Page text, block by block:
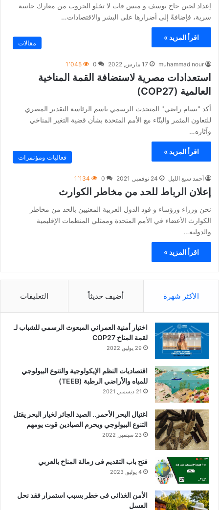
إعداد لجين حاج يوسف و ميس قات لا تخلو الحروب من معارك جانبية
سرية، فإضافةً إلى أضرارها على البشر والاقتصادات…
اقرأ المزيد »
مقالات
muhammad nour 17 مارس, 2022 0 1٬045
استعدادات مصرية لاستضافة القمة المناخية
العالمية (COP27)
أكد "بسام راضي" المتحدث الرسمي باسم الرئاسة التقدير المصري
للتعاون المثمر والبنّاء مع الأمم المتحدة بشأن قضية التغير المناخي
وآثاره…
اقرأ المزيد »
فعاليات ومؤتمرات
أحمد سبع الليل 24 نوفمبر, 2021 0 1٬134
إعلان الرباط للحد من مخاطر الكوارث
نحن وزراء ورؤساء و فود الدول العربیة المعنیین بالحد من مخاطر
الكوارث الأعضاء في الأمم المتحدة وممثلي المنظمات الإقلیمیة
والدولیة…
اقرأ المزيد »
الأكثر شهرة أضيف حديثاً التعليقات
اختيار أمنية العمراني المبعوث الرسمي للشباب لـ
لقمة المناخ COP27
29 يوليو, 2022
اقتصاديات النظم الإيكولوجية والتنوع البيولوجي
للمياه والأراضي الرطبة (TEEB)
21 ديسمبر, 2021
اغتيال البحر الأحمر.. الصيد الجائر لخيار البحر يقتل
التنوع البيولوجي ويحرم الصيادين قوت يومهم
23 سبتمبر, 2022
فتح باب التقديم فى زمالة المناخ بالعربي
4 يوليو, 2023
الأمن الغذائى فى خطر بسبب استمرار فقد نحل
العسل